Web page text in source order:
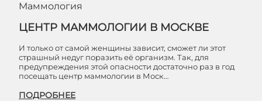
Маммология
ЦЕНТР МАММОЛОГИИ В МОСКВЕ
И только от самой женщины зависит, сможет ли этот
страшный недуг поразить её организм. Так, для
предупреждения этой опасности достаточно раз в год
посещать центр маммологии в Моск…
ПОДРОБНЕЕ